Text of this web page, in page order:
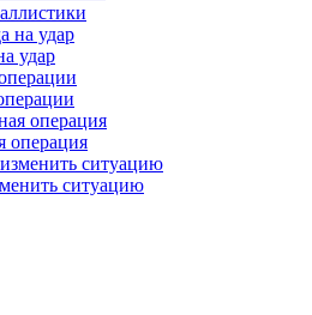
удар
операция
ситуацию